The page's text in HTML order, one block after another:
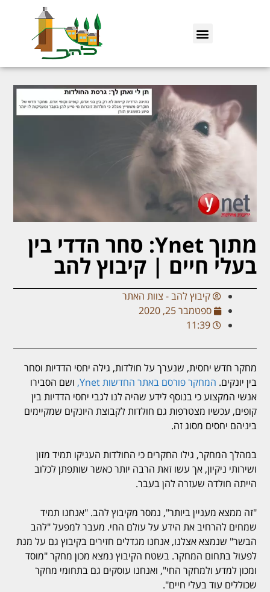
מתוך Ynet: סחר הדדי בין
בעלי חיים | קיבוץ להב
קיבוץ להב - צוות האתר
ספטמבר 25, 2020
11:39
מחקר חדש יחסית, שנערך על חולדות, גילה יחסי הדדיות וסחר
בין יונקים. המחקר פורסם באתר החדשות Ynet,
ושם הסבירו
אנשי המקצוע כי בנוסף לידע שהיה לנו לגבי יחסי הדדיות בין
קופים, עכשיו מצטרפות גם חולדות לקבוצת היונקים שמקיימים
ביניהם יחסים מסוג זה.
במהלך המחקר, גילו החקרים כי החולדות העניקו תמיד מזון
ושירותי ניקיון, אך עשו זאת הרבה יותר כאשר שותפתן לכלוב
הייתה חולדה שעזרה להן בעבר.
"זה ממצא מעניין ביותר", נמסר מקיבוץ להב. "אנחנו תמיד
שמחים להרחיב את הידע על עולם החי. מעבר למפעל "להב
הבשר" שנמצא אצלנו, אנחנו מגדלים חזירים בקיבוץ גם על מנת
לפעול בתחום המחקר. בשטח הקיבוץ נמצא מכון מחקר "מוסד
ומכון למדע ולמחקר החי", ואנחנו עוסקים גם בתחומי מחקר
שכוללים עוד בעלי חיים".